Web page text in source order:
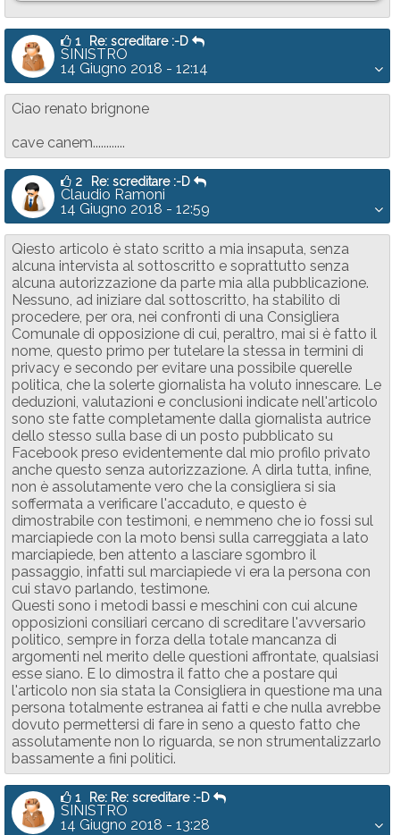
1 Re: screditare :-D
SINISTRO
14 Giugno 2018 - 12:14
Ciao renato brignone
cave canem............
2 Re: screditare :-D
Claudio Ramoni
14 Giugno 2018 - 12:59
Qiesto articolo è stato scritto a mia insaputa, senza
alcuna intervista al sottoscritto e soprattutto senza
alcuna autorizzazione da parte mia alla pubblicazione.
Nessuno, ad iniziare dal sottoscritto, ha stabilito di
procedere, per ora, nei confronti di una Consigliera
Comunale di opposizione di cui, peraltro, mai si è fatto il
nome, questo primo per tutelare la stessa in termini di
privacy e secondo per evitare una possibile querelle
politica, che la solerte giornalista ha voluto innescare. Le
deduzioni, valutazioni e conclusioni indicate nell'articolo
sono ste fatte completamente dalla giornalista autrice
dello stesso sulla base di un posto pubblicato su
Facebook preso evidentemente dal mio profilo privato
anche questo senza autorizzazione. A dirla tutta, infine,
non è assolutamente vero che la consigliera si sia
soffermata a verificare l'accaduto, e questo è
dimostrabile con testimoni, e nemmeno che io fossi sul
marciapiede con la moto bensì sulla carreggiata a lato
marciapiede, ben attento a lasciare sgombro il
passaggio, infatti sul marciapiede vi era la persona con
cui stavo parlando, testimone.
Questi sono i metodi bassi e meschini con cui alcune
opposizioni consiliari cercano di screditare l'avversario
politico, sempre in forza della totale mancanza di
argomenti nel merito delle questioni affrontate, qualsiasi
esse siano. E lo dimostra il fatto che a postare qui
l'articolo non sia stata la Consigliera in questione ma una
persona totalmente estranea ai fatti e che nulla avrebbe
dovuto permettersi di fare in seno a questo fatto che
assolutamente non lo riguarda, se non strumentalizzarlo
bassamente a fini politici.
1 Re: Re: screditare :-D
SINISTRO
14 Giugno 2018 - 13:28